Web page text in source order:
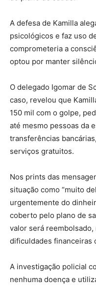
A defesa de Kamilla
psicológicos e faz uso
comprometeria a
optou por manter
O delegado Igomar de
caso, revelou que
150 mil com o golpe,
até mesmo pessoas da
transferências
serviços gratuitos.
Nos prints das
situação como “muito
urgentemente do
coberto pelo plano de
valor será reembolsado,
dificuldades financeiras
A investigação policial
nenhuma doença e